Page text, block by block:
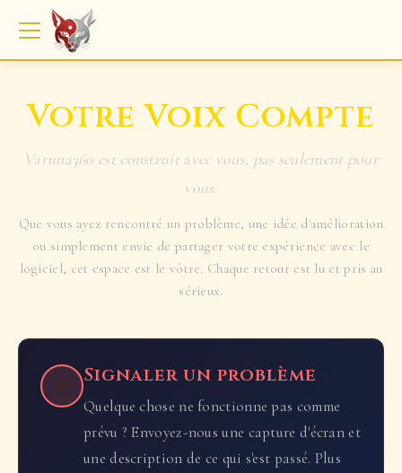
Votre Voix Compte
Varuna360 est construit avec vous, pas seulement pour
vous.
Que vous ayez rencontré un problème, une idée d'amélioration
ou simplement envie de partager votre expérience avec le
logiciel, cet espace est le vôtre. Chaque retour est lu et pris au
sérieux.
Signaler un problème
Quelque chose ne fonctionne pas comme
prévu ? Envoyez-nous une capture d'écran et
une description de ce qui s'est passé. Plus